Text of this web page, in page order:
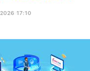
17:10